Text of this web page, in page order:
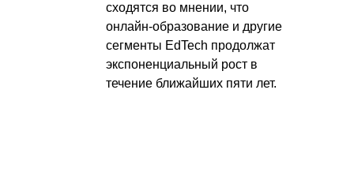
сходятся во мнении, что
онлайн-образование и другие
сегменты EdTech продолжат
экспоненциальный рост в
течение ближайших пяти лет.